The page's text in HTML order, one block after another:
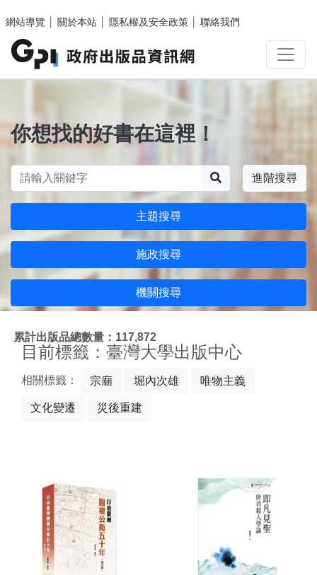
網站導覽
關於本站 隱私權及安全政策 聯絡我們
你想找的好書在這裡！
進階搜尋
主題搜尋
施政搜尋
機關搜尋
累計出版品總數量：117,872
目前標籤：臺灣大學出版中心
相關標籤： 宗廟 堀內次雄 唯物主義
文化變遷 災後重建